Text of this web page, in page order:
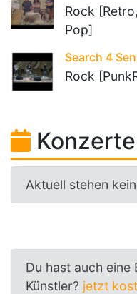
Rock
Pop]
Search 4
Rock
Konzerte
Aktuell stehen
Du hast auch
Künstler? jetzt